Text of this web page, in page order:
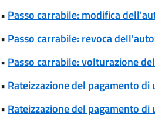
• Passo carrabile: modifica
• Passo carrabile: revoca
• Passo carrabile: volturazione
• Rateizzazione del pagamento
• Rateizzazione del pagamento